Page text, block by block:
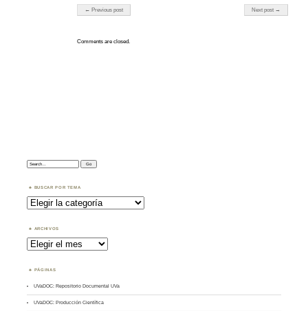
← Previous post Next post →
Comments are closed.
Search:
BUSCAR POR TEMA
Buscar
por
Tema
ARCHIVOS
Archivos
PÁGINAS
UVaDOC: Repositorio Documental UVa
UVaDOC: Producción Científica